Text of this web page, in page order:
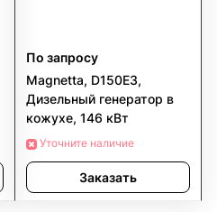
По запросу
Magnetta, D150E3,
Дизельный генератор в
кожухе, 146 кВт
Уточните наличие
Заказать